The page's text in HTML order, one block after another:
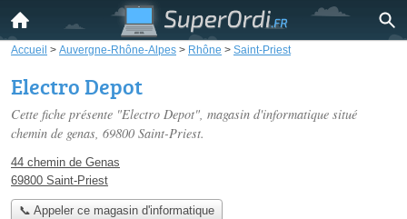
Accueil > Auvergne-Rhône-Alpes > Rhône > Saint-Priest
Electro Depot
Cette fiche présente "Electro Depot", magasin d'informatique situé
chemin de genas, 69800 Saint-Priest.
44 chemin de Genas
69800 Saint-Priest
📞 Appeler ce magasin d'informatique